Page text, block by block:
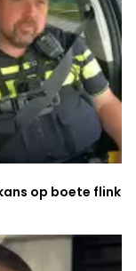
op boete flink